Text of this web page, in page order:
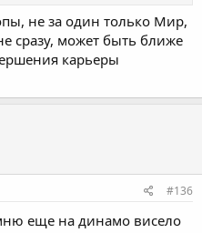
не за один только Мир,
сразу, может быть ближе
карьеры
#136
еще на динамо висело